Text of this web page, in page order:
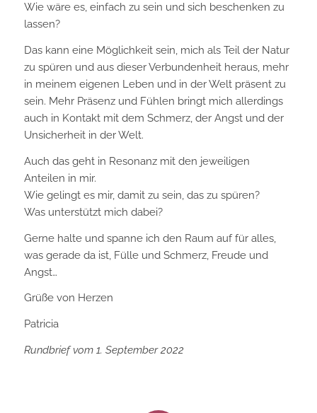
Wie wäre es, einfach zu sein und sich beschenken zu
lassen?
Das kann eine Möglichkeit sein, mich als Teil der Natur
zu spüren und aus dieser Verbundenheit heraus, mehr
in meinem eigenen Leben und in der Welt präsent zu
sein. Mehr Präsenz und Fühlen bringt mich allerdings
auch in Kontakt mit dem Schmerz, der Angst und der
Unsicherheit in der Welt.
Auch das geht in Resonanz mit den jeweiligen
Anteilen in mir.
Wie gelingt es mir, damit zu sein, das zu spüren?
Was unterstützt mich dabei?
Gerne halte und spanne ich den Raum auf für alles,
was gerade da ist, Fülle und Schmerz, Freude und
Angst…
Grüße von Herzen
Patricia
Rundbrief vom 1. September 2022